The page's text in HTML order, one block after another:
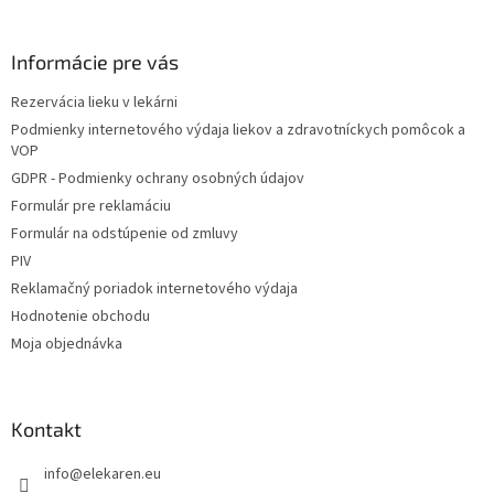
Informácie pre vás
Rezervácia lieku v lekárni
Podmienky internetového výdaja liekov a zdravotníckych pomôcok a
VOP
GDPR - Podmienky ochrany osobných údajov
Formulár pre reklamáciu
Formulár na odstúpenie od zmluvy
PIV
Reklamačný poriadok internetového výdaja
Hodnotenie obchodu
Moja objednávka
Kontakt
info@elekaren.eu